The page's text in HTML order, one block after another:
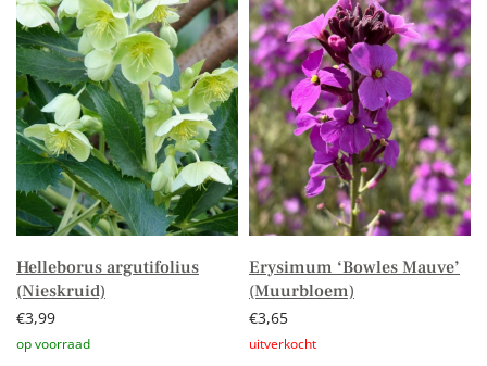
Helleborus argutifolius
(Nieskruid)
€3,99
Erysimum ‘Bowles Mauve’
(Muurbloem)
€3,65